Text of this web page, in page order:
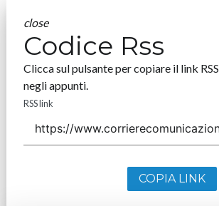
close
Codice Rss
Clicca sul pulsante per copiare il link RSS
negli appunti.
RSS link
COPIA LINK